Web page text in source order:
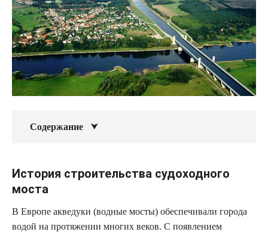
Содержание
История строительства судоходного
моста
В Европе акведуки (водные мосты) обеспечивали города
водой на протяжении многих веков. С появлением